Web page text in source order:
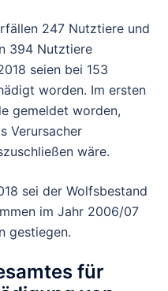
247 Nutztiere und
394 Nutztiere
seien bei 153
worden. Im ersten
gemeldet worden,
Verursacher
wäre.
sei der Wolfsbestand
im Jahr 2006/07
gestiegen.
für